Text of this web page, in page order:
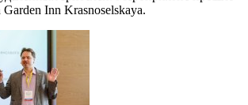
Inn Krasnoselskaya.